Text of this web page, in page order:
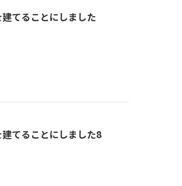
てることにしました
てることにしました8